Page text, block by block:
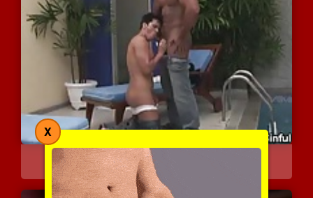
להטוטי אוראלי על שפת הבר...
| 1 המלצות
X